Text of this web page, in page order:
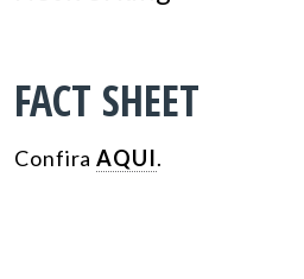
FACT SHEET
ConfiraAQUI.